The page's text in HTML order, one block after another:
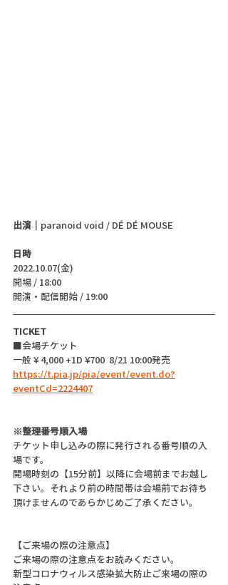
出演｜ paranoid void / DÉ DÉ MOUSE
日時
2022.10.07(金)
開場 / 18:00
開演・配信開始 / 19:00
TICKET
■会場チケット
一般 ¥ 4,000 +1D ¥700  8/21 10:00発売
https://t.pia.jp/pia/event/event.do?
eventCd=2224407
※整理番号順入場
チケット申し込みの際に発行される番号順の入
場です。
開場時刻の【15分前】以降に会場前までお越し
下さい。それより前の時間帯は会場前でお待ち
頂けませんのであらかじめご了承ください。
【ご来場の際の注意点】
ご来場の際の注意点をお読みください。
新型コロナウィルス感染拡大防止ご来場の際の